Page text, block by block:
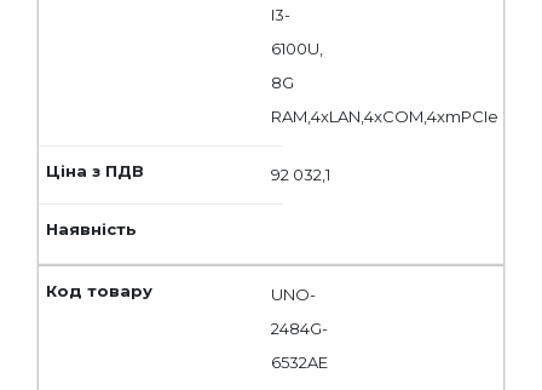
I3-
6100U,
8G
RAM,4xLAN,4xCOM,4xmPCIe
92 032,1
UNO-
2484G-
6532AE